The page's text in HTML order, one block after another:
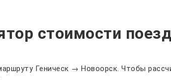
стоимости
Геническ → Новоорск. Чтобы